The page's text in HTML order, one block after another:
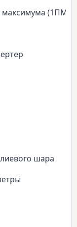
максимума (1ПМ)
шара